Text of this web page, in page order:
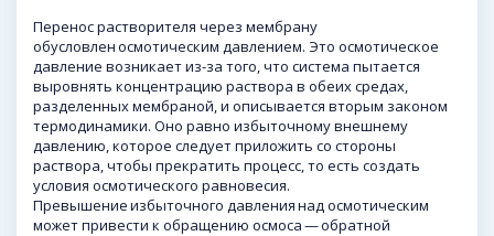
Перенос растворителя через мембрану
обусловлен осмотическим давлением. Это осмотическое
давление возникает из-за того, что система пытается
выровнять концентрацию раствора в обеих средах,
разделенных мембраной, и описывается вторым законом
термодинамики. Оно равно избыточному внешнему
давлению, которое следует приложить со стороны
раствора, чтобы прекратить процесс, то есть создать
условия осмотического равновесия.
Превышение избыточного давления над осмотическим
может привести к обращению осмоса — обратной